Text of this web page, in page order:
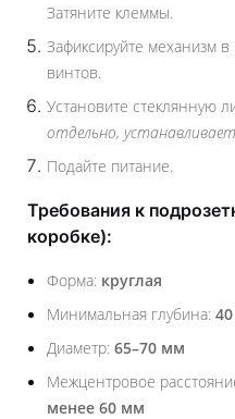
Затяните клеммы.
Зафиксируйте механизм
винтов.
Установите стеклянную
отдельно,
Подайте питание.
Требования к
коробке):
Форма: круглая
Минимальная глубина:
Диаметр: 65–70 мм
Межцентровое
менее 60 мм